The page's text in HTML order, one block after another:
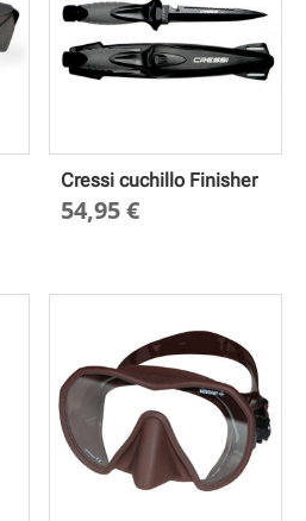
Cressi cuchillo Finisher
54,95€